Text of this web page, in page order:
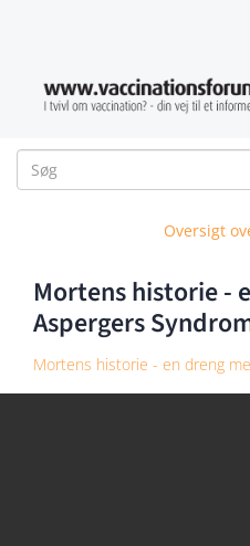
Oversigt
Mortens historie -
Aspergers
Mortens historie - en dreng